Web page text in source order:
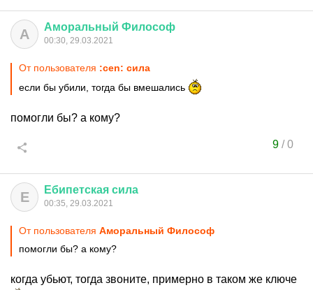
А Аморальный Философ
00:30, 29.03.2021
От пользователя :cen: сила
если бы убили, тогда бы вмешались
помогли бы? а кому?
9/0
Е Ебипетская сила
00:35, 29.03.2021
От пользователя Аморальный Философ
помогли бы? а кому?
когда убьют, тогда звоните, примерно в таком же ключе